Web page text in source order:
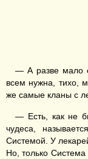
— А разве мало
всем нужна, тихо,
же самые кланы с
— Есть, как не
чудеса,
Системой. У
Но, только Система